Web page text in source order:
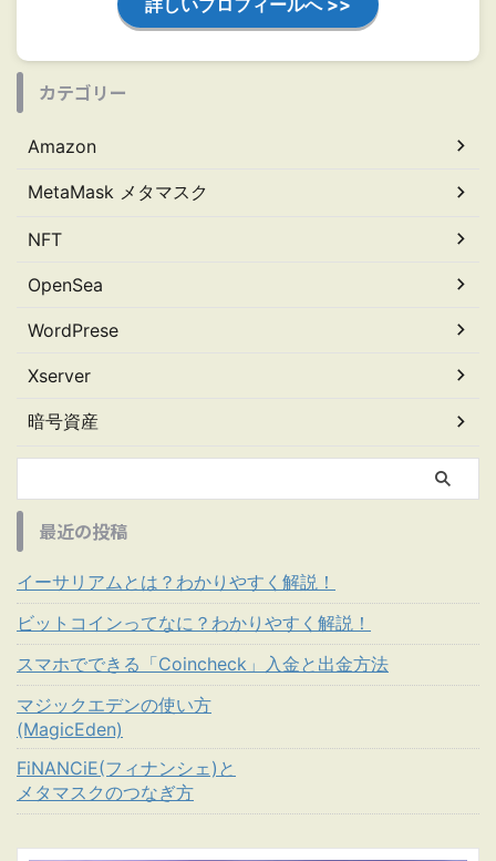
カテゴリー
Amazon
MetaMask メタマスク
NFT
OpenSea
WordPrese
Xserver
暗号資産
最近の投稿
イーサリアムとは？わかりやすく解説！
ビットコインってなに？わかりやすく解説！
スマホでできる「Coincheck」入金と出金方法
マジックエデンの使い方
(MagicEden)
FiNANCiE(フィナンシェ)と
メタマスクのつなぎ方